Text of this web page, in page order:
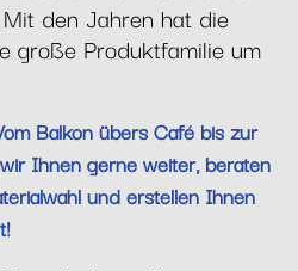
den Jahren hat die
große Produktfamilie um
Balkon übers Café bis zur
Ihnen gerne weiter, beraten
und erstellen Ihnen